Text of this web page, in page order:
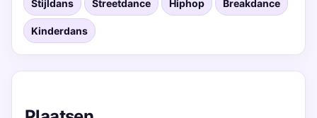
Stijldans Streetdance Hiphop Breakdance
Kinderdans